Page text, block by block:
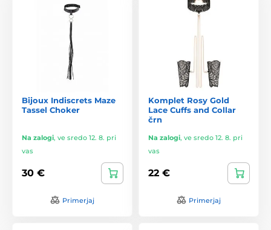
Bijoux Indiscrets Maze
Tassel Choker
Na zalogi, ve sredo 12. 8. pri
vas
30 €
Primerjaj
Komplet Rosy Gold
Lace Cuffs and Collar
črn
Na zalogi, ve sredo 12. 8. pri
vas
22 €
Primerjaj